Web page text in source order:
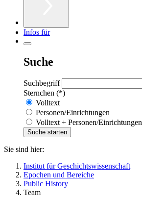
Infos für
Suche
Suchbegriff
Sternchen (*)
Volltext
Personen/Einrichtungen
Volltext + Personen/Einrichtungen
Sie sind hier:
Institut für Geschichtswissenschaft
Epochen und Bereiche
Public History
Team